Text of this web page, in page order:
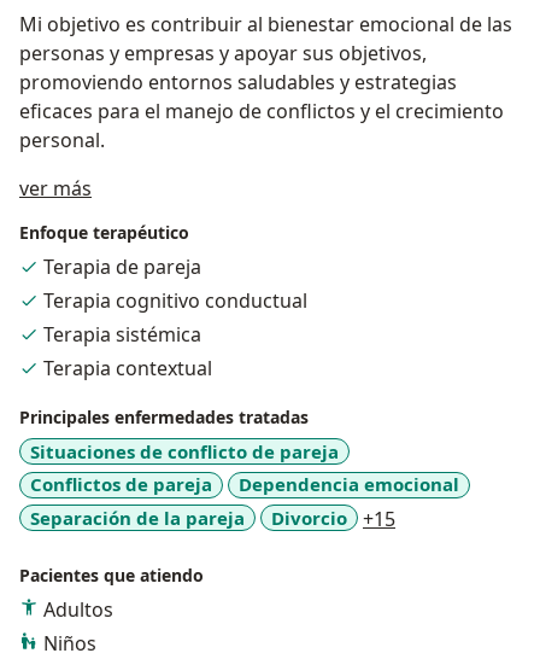
Mi objetivo es contribuir al bienestar emocional de las
personas y empresas y apoyar sus objetivos,
promoviendo entornos saludables y estrategias
eficaces para el manejo de conflictos y el crecimiento
personal.
ver más
Enfoque terapéutico
Terapia de pareja
Terapia cognitivo conductual
Terapia sistémica
Terapia contextual
Principales enfermedades tratadas
Situaciones de conflicto de pareja
Conflictos de pareja
Dependencia emocional
Separación de la pareja
Divorcio +15
Pacientes que atiendo
Adultos
Niños